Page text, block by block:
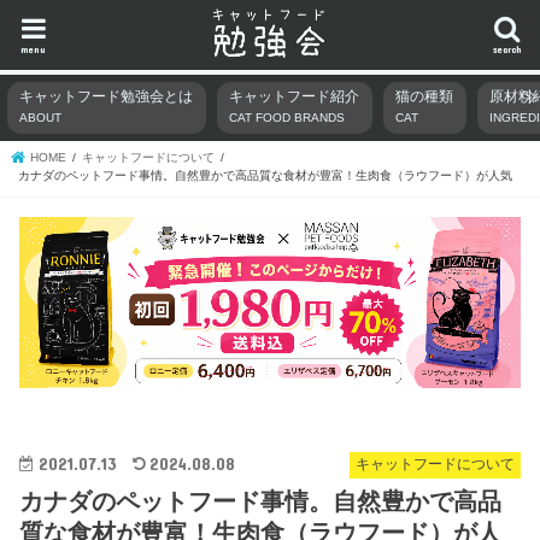
search
menu
キャットフード勉強会とは
ABOUT
キャットフード紹介
CAT FOOD BRANDS
猫の種類
CAT
原材料
HOME
キャットフードについて
カナダのペットフード事情。自然豊かで高品質な食材が豊富！生肉食（ラウフード）が人気
キャットフードについて
2021.07.13 2024.08.08
カナダのペットフード事情。自然豊かで高品
質な食材が豊富！生肉食（ラウフード）が人